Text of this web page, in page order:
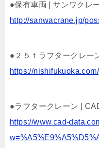
●保有車両 | サンワクレ
http://sanwacrane.jp/
●２５ｔラフタークレー
https://
●ラフタークレーン |
https://www.cad-